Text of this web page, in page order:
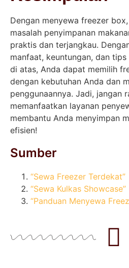
Dengan menyewa freezer
masalah penyimpanan
praktis dan terjangkau.
manfaat, keuntungan, dan
di atas, Anda dapat memilih
dengan kebutuhan Anda dan
penggunaannya. Jadi, jangan
memanfaatkan layanan
membantu Anda menyimpan
efisien!
Sumber
“Sewa Freezer Terdekat”
“Sewa Kulkas Showcase”
“Panduan Menyewa